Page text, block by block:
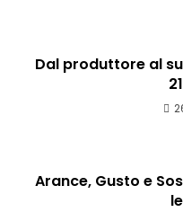
Dal produttore al
Arance, Gusto e